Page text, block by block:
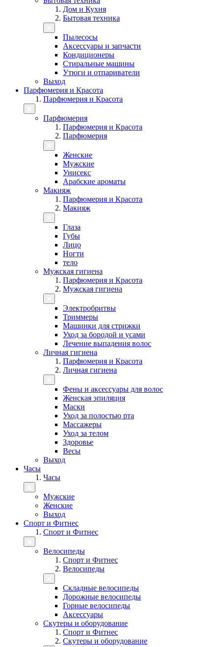
Дом и Кухня
Бытовая техника
Пылесосы
Аксессуары и запчасти
Кондиционеры
Стиральные машины
Утюги и отпариватели
Выход
Парфюмерия и Красота
Парфюмерия и Красота
Парфюмерия
Парфюмерия и Красота
Парфюмерия
Женские
Мужские
Унисекс
Арабские ароматы
Макияж
Парфюмерия и Красота
Макияж
Глаза
Губы
Лицо
Ногти
тело
Мужская гигиена
Парфюмерия и Красота
Мужская гигиена
Электробритвы
Триммеры
Машинки для стрижки
Уход за бородой и усами
Лечение выпадения волос
Личная гигиена
Парфюмерия и Красота
Личная гигиена
Фены и аксессуары для волос
Женская эпиляция
Маски
Уход за полостью рта
Массажеры
Уход за телом
Здоровье
Весы
Выход
Часы
Часы
Мужские
Женские
Выход
Спорт и Фитнес
Спорт и Фитнес
Велосипеды
Спорт и Фитнес
Велосипеды
Складные велосипеды
Дорожные велосипеды
Горные велосипеды
Аксессуары
Скутеры и оборудование
Спорт и Фитнес
Скутеры и оборудование